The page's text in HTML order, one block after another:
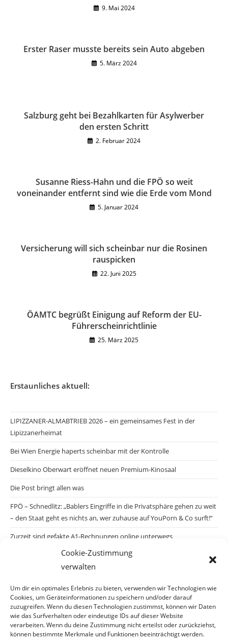
Cookie-Zustimmung
verwalten
Um dir ein optimales Erlebnis zu bieten, verwenden wir Technologien wie
Cookies, um Geräteinformationen zu speichern und/oder darauf
zuzugreifen. Wenn du diesen Technologien zustimmst, können wir Daten
wie das Surfverhalten oder eindeutige IDs auf dieser Website
verarbeiten. Wenn du deine Zustimmung nicht erteilst oder zurückziehst,
können bestimmte Merkmale und Funktionen beeinträchtigt werden.
9. Mai 2024
Erster Raser musste bereits sein Auto abgeben
5. März 2024
Salzburg geht bei Bezahlkarten für Asylwerber
den ersten Schritt
2. Februar 2024
Susanne Riess-Hahn und die FPÖ so weit
voneinander entfernt sind wie die Erde vom Mond
5. Januar 2024
Versicherung will sich scheinbar nur die Rosinen
rauspicken
22. Juni 2025
ÖAMTC begrüßt Einigung auf Reform der EU-
Führerscheinrichtlinie
25. März 2025
Erstaunliches aktuell:
LIPIZZANER-ALMABTRIEB 2026 – ein gemeinsames Fest in der
Lipizzanerheimat
Bei Wien Energie haperts scheinbar mit der Kontrolle
Dieselkino Oberwart eröffnet neuen Premium-Kinosaal
Die Post bringt allen was
FPÖ – Schnedlitz: „Bablers Eingriffe in die Privatsphäre gehen zu weit
– den Staat geht es nichts an, wer zuhause auf YouPorn & Co surft!“
Zurzeit sind gefakte A1-Rechnungen online unterwegs
Salzburgs Juden und ihre Sicherheit: „Erst nach einem Anschlag wäre
die Gefahr endlich konkret!“
Biologisches Wunder in Ceuta
Ein vermeintliches Abschiebemärchen